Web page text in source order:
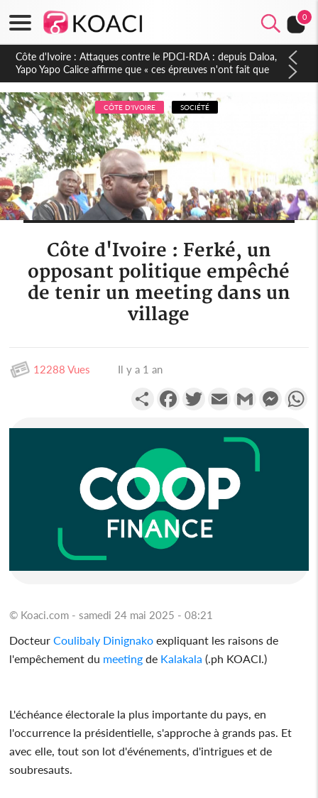
0
Côte d'Ivoire : Le Colonel-Major Fofié Kouakou est décédé,
l'armée perd une figure de la 2e Région militaire
CÔTE D'IVOIRE SOCIÉTÉ
Côte d'Ivoire : Ferké, un
opposant politique empêché
de tenir un meeting dans un
village
12288 Vues Il y a 1 an
PartagerFacebookTwitterEmail Gmail
© Koaci.com - samedi 24 mai 2025 - 08:21
DocteurCoulibaly Dinignako expliquant les raisons de
l'empêchement du meeting de Kalakala (.ph KOACI.)
L'échéance électorale la plus importante du pays, en
l'occurrence la présidentielle, s'approche à grands pas. Et
avec elle, tout son lot d'événements, d'intrigues et de
soubresauts.